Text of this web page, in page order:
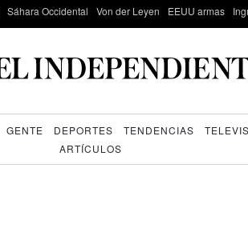
Sáhara Occidental Von der Leyen EEUU armas
GENTE DEPORTES TENDENCIAS
ARTÍCULOS